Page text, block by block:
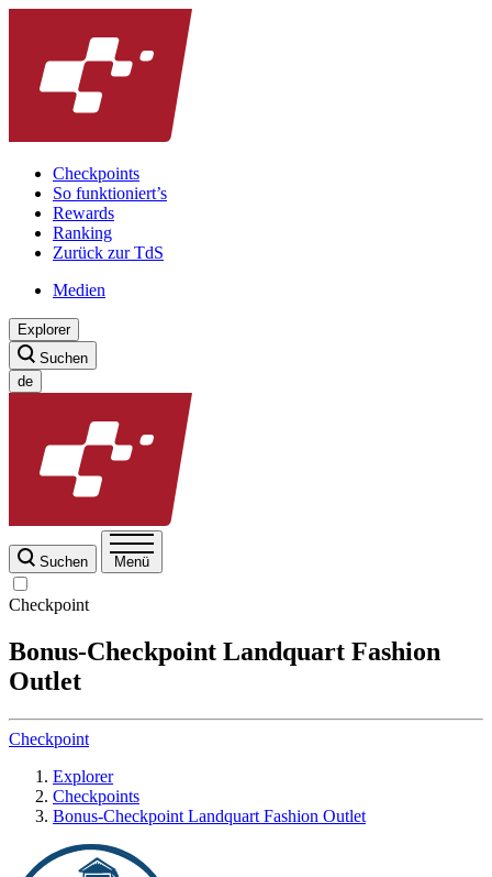
Checkpoints
So funktioniert’s
Rewards
Ranking
Zurück zur TdS
Medien
Explorer
Suchen
de
Suchen Menü
Checkpoint
Bonus-Checkpoint Landquart Fashion
Outlet
Checkpoint
Explorer
Checkpoints
Bonus-Checkpoint Landquart Fashion Outlet